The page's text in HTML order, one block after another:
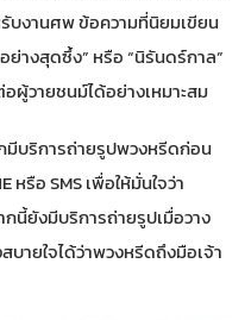
บงานศพ ข้อความที่นิยมเขียน
ย่างสุดซึ้ง” หรือ “นิรันดร์กาล”
ผู้วายชนม์ได้อย่างเหมาะสม
มีบริการถ่ายรูปพวงหรีดก่อน
รือ SMS เพื่อให้มั่นใจว่า
ยังมีบริการถ่ายรูปเมื่อวาง
ายใจได้ว่าพวงหรีดถึงมือเจ้า